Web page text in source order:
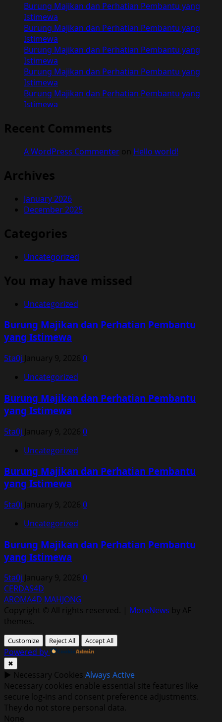
Burung Majikan dan Perhatian Pembantu yang
Istimewa
Burung Majikan dan Perhatian Pembantu yang
Istimewa
Burung Majikan dan Perhatian Pembantu yang
Istimewa
Burung Majikan dan Perhatian Pembantu yang
Istimewa
Burung Majikan dan Perhatian Pembantu yang
Istimewa
Recent Comments
A WordPress Commenter on Hello world!
Archives
January 2026
December 2025
Categories
Uncategorized
You may have missed
Uncategorized
Burung Majikan dan Perhatian Pembantu
yang Istimewa
5ta0j January 9, 2026 0
Uncategorized
Burung Majikan dan Perhatian Pembantu
yang Istimewa
5ta0j January 9, 2026 0
Uncategorized
Burung Majikan dan Perhatian Pembantu
yang Istimewa
5ta0j January 9, 2026 0
Uncategorized
Burung Majikan dan Perhatian Pembantu
yang Istimewa
5ta0j January 9, 2026 0
CERDAS4D
AROMA4D MAHJONG
Copyright © All rights reserved. | MoreNews by AF
themes.
Customize Reject All Accept All
Powered by
✖
► Necessary Cookies Always Active
Necessary cookies enable essential site features like
secure log-ins and consent preference adjustments.
They do not store personal data.
None